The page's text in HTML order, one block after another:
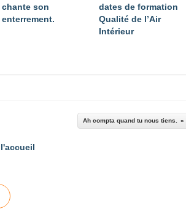
chante son
enterrement.
dates de formation
Qualité de l’Air
Intérieur
Ah compta quand tu nous tiens.